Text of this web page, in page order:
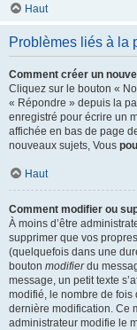
Haut
Problèmes liés à la
Comment créer un
Cliquez sur le bouton «
« Répondre » depuis la
enregistré pour écrire un
affichée en bas de page
nouveaux sujets, Vous
Haut
Comment modifier ou
À moins d’être
supprimer que vos
(quelquefois dans une
bouton modifierdu
message, un petit texte
modifié, le nombre de fois
dernière modification. Ce
administrateur modifie le